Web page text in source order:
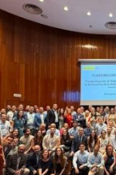
EN EL INAP